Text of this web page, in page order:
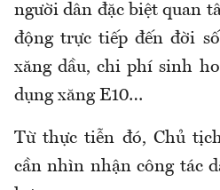
người dân đặc biệt quan
động trực tiếp đến đời
xăng dầu, chi phí sinh
dụng xăng E10…
Từ thực tiễn đó, Chủ
cần nhìn nhận công tác